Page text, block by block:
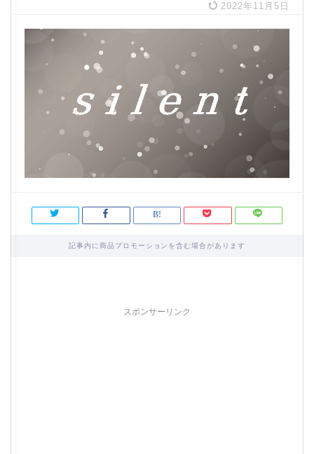
2022年11月5日
記事内に商品プロモーションを含む場合があります
スポンサーリンク